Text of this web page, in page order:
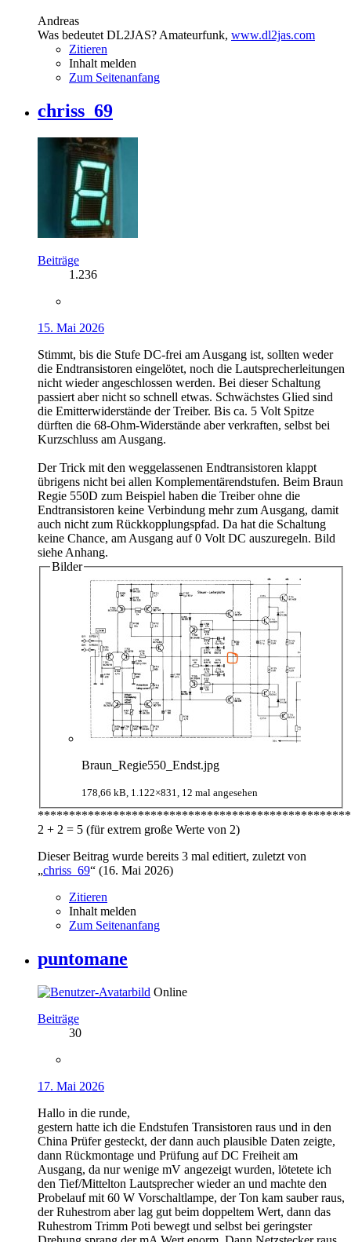
Andreas
Was bedeutet DL2JAS? Amateurfunk, www.dl2jas.com
Zitieren
Inhalt melden
Zum Seitenanfang
chriss_69
Beiträge
1.236
15. Mai 2026
Stimmt, bis die Stufe DC-frei am Ausgang ist, sollten weder
die Endtransistoren eingelötet, noch die Lautsprecherleitungen
nicht wieder angeschlossen werden. Bei dieser Schaltung
passiert aber nicht so schnell etwas. Schwächstes Glied sind
die Emitterwiderstände der Treiber. Bis ca. 5 Volt Spitze
dürften die 68-Ohm-Widerstände aber verkraften, selbst bei
Kurzschluss am Ausgang.
Der Trick mit den weggelassenen Endtransistoren klappt
übrigens nicht bei allen Komplementärendstufen. Beim Braun
Regie 550D zum Beispiel haben die Treiber ohne die
Endtransistoren keine Verbindung mehr zum Ausgang, damit
auch nicht zum Rückkopplungspfad. Da hat die Schaltung
keine Chance, am Ausgang auf 0 Volt DC auszuregeln. Bild
siehe Anhang.
Bilder
Braun_Regie550_Endst.jpg
178,66 kB, 1.122×831, 12 mal angesehen
**************************************************
2 + 2 = 5 (für extrem große Werte von 2)
Dieser Beitrag wurde bereits 3 mal editiert, zuletzt von
„chriss_69“ (16. Mai 2026)
Zitieren
Inhalt melden
Zum Seitenanfang
puntomane
Online
Beiträge
30
17. Mai 2026
Hallo in die runde,
gestern hatte ich die Endstufen Transistoren raus und in den
China Prüfer gesteckt, der dann auch plausible Daten zeigte,
dann Rückmontage und Prüfung auf DC Freiheit am
Ausgang, da nur wenige mV angezeigt wurden, lötetete ich
den Tief/Mittelton Lautsprecher wieder an und machte den
Probelauf mit 60 W Vorschaltlampe, der Ton kam sauber raus,
der Ruhestrom aber lag gut beim doppeltem Wert, dann das
Ruhestrom Trimm Poti bewegt und selbst bei geringster